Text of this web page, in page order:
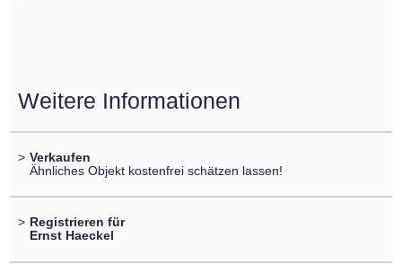
Weitere Informationen
> Verkaufen
Ähnliches Objekt kostenfrei schätzen lassen!
> Registrieren für
Ernst Haeckel